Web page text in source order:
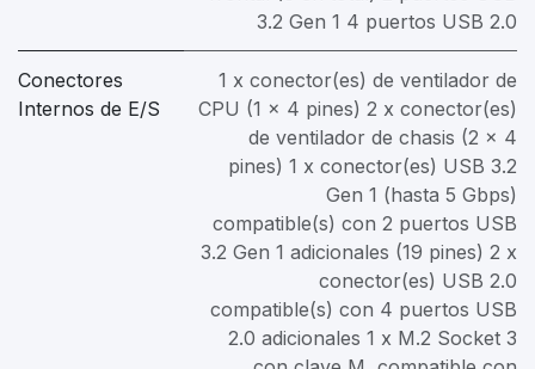
3.2 Gen 1 4 puertos USB 2.0
Conectores
Internos de E/S
1 x conector(es) de ventilador de
CPU (1 x 4 pines) 2 x conector(es)
de ventilador de chasis (2 x 4
pines) 1 x conector(es) USB 3.2
Gen 1 (hasta 5 Gbps)
compatible(s) con 2 puertos USB
3.2 Gen 1 adicionales (19 pines) 2 x
conector(es) USB 2.0
compatible(s) con 4 puertos USB
2.0 adicionales 1 x M.2 Socket 3